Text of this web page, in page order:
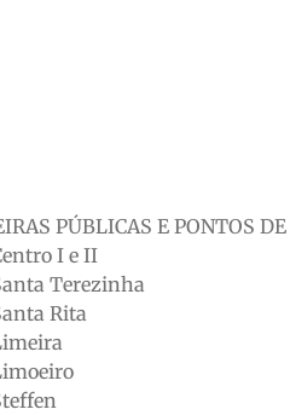
PÚBLICAS E PONTOS
I e II
Terezinha
Rita